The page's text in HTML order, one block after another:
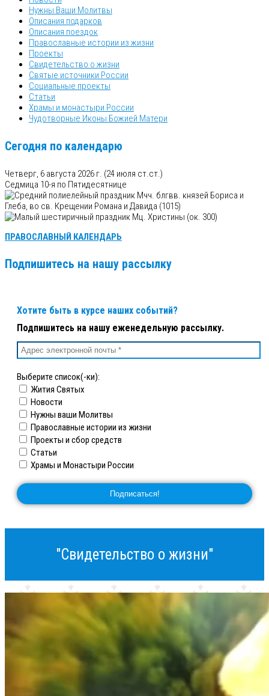
Нужны Ваши Молитвы
Описания подарков
Описания поездок
Православные истории из жизни
Проекты
Свидетельство о жизни
Святые источники России
Социальные проекты
Статьи
Храмы и монастыри России
Чудотворные Иконы Божией Матери
Сегодня по календарю
Четверг, 6 августа 2026 г. (24 июля ст.ст.)
Седмица 10-я по Пятидесятнице
Мчч. блгвв. князей Бориса и
Глеба, во св. Крещении Романа и Давида (1015)
Мц. Христины (ок. 300)
ПРАВОСЛАВНЫЙ КАЛЕНДАРЬ
Подпишитесь на нашу рассылку
Хотите быть в курсе наших событий?
Подпишитесь на нашу еженедельную рассылку.
Выберите список(-ки):
Жития Святых
Новости
Нужны ваши Молитвы
Православные истории из жизни
Проекты и сбор средств
Статьи
Храмы и Монастыри России
"Свидетельство о жизни"